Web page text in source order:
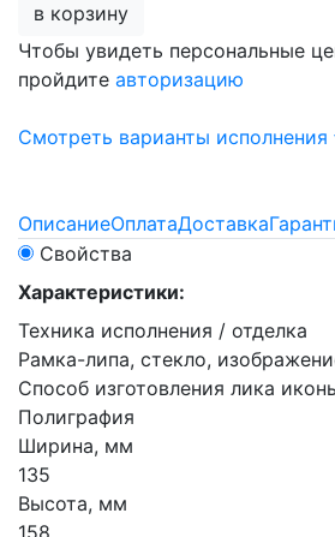
в корзину
Чтобы увидеть персональные
пройдите авторизацию
Смотреть варианты исполнения
ОписаниеОплатаДоставка
Свойства
Характеристики:
Техника исполнения / отделка
Рамка-липа, стекло,
Способ изготовления лика
Полиграфия
Ширина, мм
135
Высота, мм
158